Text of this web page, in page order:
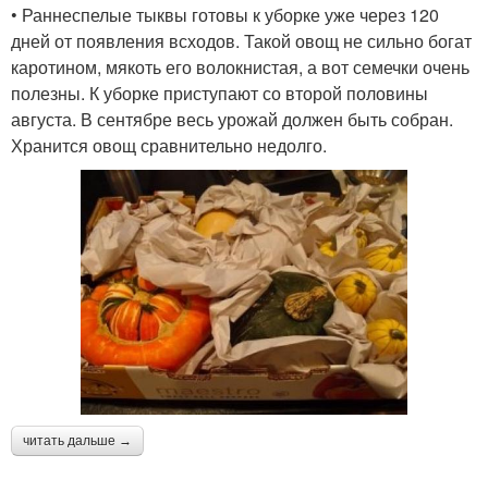
• Раннеспелые тыквы готовы к уборке уже через 120
дней от появления всходов. Такой овощ не сильно богат
каротином, мякоть его волокнистая, а вот семечки очень
полезны. К уборке приступают со второй половины
августа. В сентябре весь урожай должен быть собран.
Хранится овощ сравнительно недолго.
читать дальше →